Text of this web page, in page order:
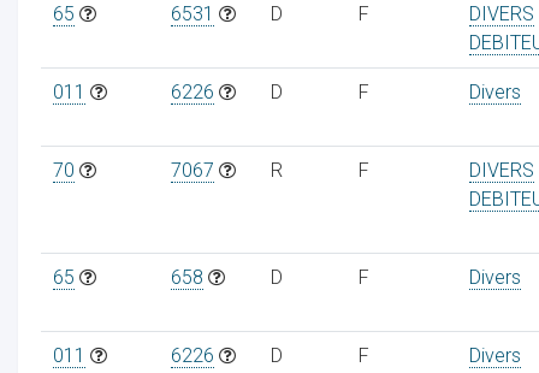
65 6531 D F
DIVERS
011 6226 D F Divers
70 7067 R F
DIVERS
65 658 D F Divers
011 6226 D F Divers